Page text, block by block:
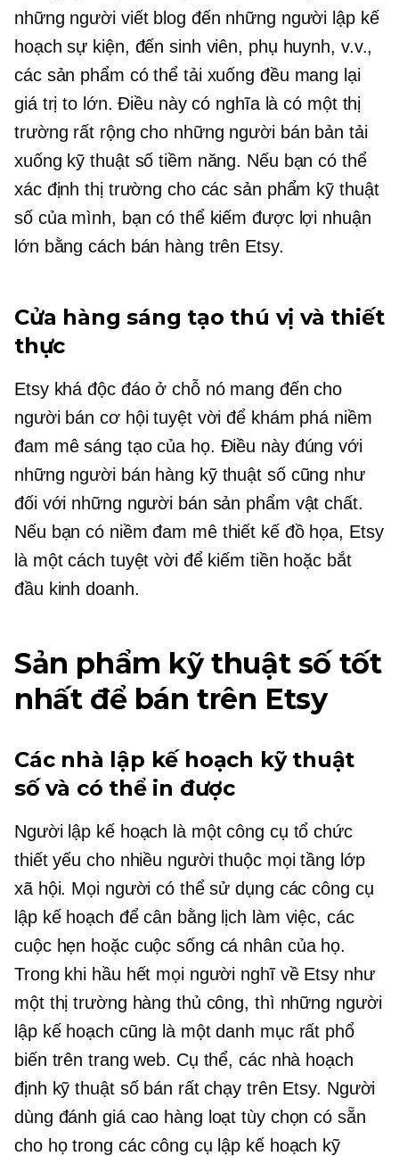
những người viết blog đến những người lập kế
hoạch sự kiện, đến sinh viên, phụ huynh, v.v.,
các sản phẩm có thể tải xuống đều mang lại
giá trị to lớn. Điều này có nghĩa là có một thị
trường rất rộng cho những người bán bản tải
xuống kỹ thuật số tiềm năng. Nếu bạn có thể
xác định thị trường cho các sản phẩm kỹ thuật
số của mình, bạn có thể kiếm được lợi nhuận
lớn bằng cách bán hàng trên Etsy.
Cửa hàng sáng tạo thú vị và thiết
thực
Etsy khá độc đáo ở chỗ nó mang đến cho
người bán cơ hội tuyệt vời để khám phá niềm
đam mê sáng tạo của họ. Điều này đúng với
những người bán hàng kỹ thuật số cũng như
đối với những người bán sản phẩm vật chất.
Nếu bạn có niềm đam mê thiết kế đồ họa, Etsy
là một cách tuyệt vời để kiếm tiền hoặc bắt
đầu kinh doanh.
Sản phẩm kỹ thuật số tốt
nhất để bán trên Etsy
Các nhà lập kế hoạch kỹ thuật
số và có thể in được
Người lập kế hoạch là một công cụ tổ chức
thiết yếu cho nhiều người thuộc mọi tầng lớp
xã hội. Mọi người có thể sử dụng các công cụ
lập kế hoạch để cân bằng lịch làm việc, các
cuộc hẹn hoặc cuộc sống cá nhân của họ.
Trong khi hầu hết mọi người nghĩ về Etsy như
một thị trường hàng thủ công, thì những người
lập kế hoạch cũng là một danh mục rất phổ
biến trên trang web. Cụ thể, các nhà hoạch
định kỹ thuật số bán rất chạy trên Etsy. Người
dùng đánh giá cao hàng loạt tùy chọn có sẵn
cho họ trong các công cụ lập kế hoạch kỹ